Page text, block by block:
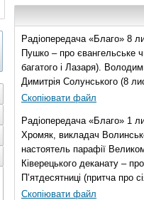
Радіопередача «Благо» 8
Пушко – про євангельське
багатого і Лазаря).
Димитрія Солунського (8
Скопіювати файл
Радіопередача «Благо» 1
Хромяк, викладач
настоятель парафії
Ківерецького деканату –
П’ятдесятниці (притча про
Скопіювати файл